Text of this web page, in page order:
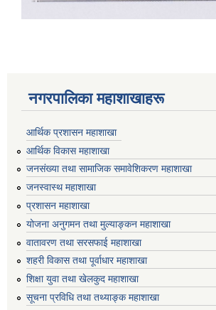
नगरपालिका महाशाखाहरू
आर्थिक प्रशासन महाशाखा
आर्थिक विकास महाशाखा
जनसंख्या तथा सामाजिक समावेशिकरण महाशाखा
जनस्वास्थ महाशाखा
प्रशासन महाशाखा
योजना अनुगमन तथा मुल्याङ्कन महाशाखा
वातावरण तथा सरसफाई महाशाखा
शहरी विकास तथा पूर्वाधार महाशाखा
शिक्षा युवा तथा खेलकुद महाशाखा
सूचना प्रविधि तथा तथ्याङ्क महाशाखा